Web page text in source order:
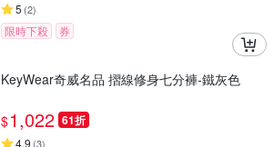
5 (2)
限時下殺 券
KeyWear奇威名品 摺線修身七分褲-鐵灰色
$1,022 61折
4.9 (3)